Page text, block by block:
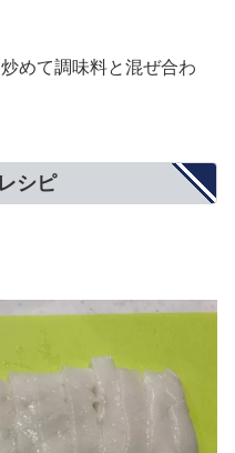
めて調味料と混ぜ合わ
シピ